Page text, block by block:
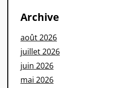
Archive
août 2026
juillet 2026
juin 2026
mai 2026